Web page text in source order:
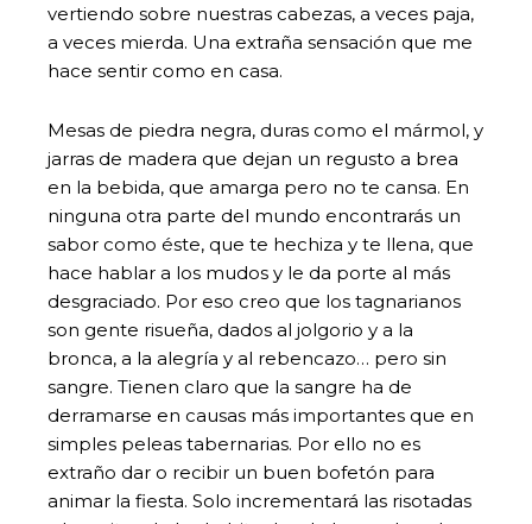
vertiendo sobre nuestras cabezas, a veces paja,
a veces mierda. Una extraña sensación que me
hace sentir como en casa.
Mesas de piedra negra, duras como el mármol, y
jarras de madera que dejan un regusto a brea
en la bebida, que amarga pero no te cansa. En
ninguna otra parte del mundo encontrarás un
sabor como éste, que te hechiza y te llena, que
hace hablar a los mudos y le da porte al más
desgraciado. Por eso creo que los tagnarianos
son gente risueña, dados al jolgorio y a la
bronca, a la alegría y al rebencazo… pero sin
sangre. Tienen claro que la sangre ha de
derramarse en causas más importantes que en
simples peleas tabernarias. Por ello no es
extraño dar o recibir un buen bofetón para
animar la fiesta. Solo incrementará las risotadas